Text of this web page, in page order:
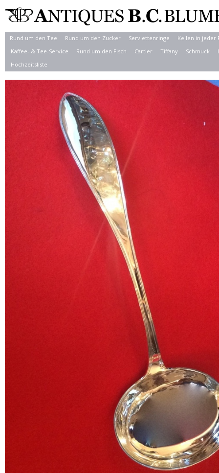
Rund um den Tee Rund um den Zucker Serviettenringe
Kellen in jeder
Kaffee- & Tee-Service
Rund um den Fisch Cartier Tiffany Schmuck
Hochzeitsliste